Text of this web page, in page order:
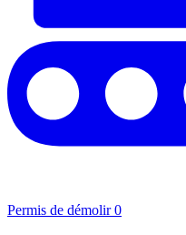
Permis de démolir 0